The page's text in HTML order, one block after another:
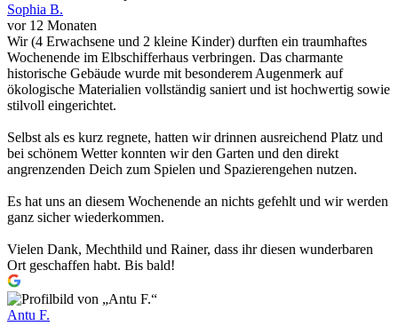
Sophia B.
vor 12 Monaten
Wir (4 Erwachsene und 2 kleine Kinder) durften ein traumhaftes
Wochenende im Elbschifferhaus verbringen. Das charmante
historische Gebäude wurde mit besonderem Augenmerk auf
ökologische Materialien vollständig saniert und ist hochwertig sowie
stilvoll eingerichtet.
Selbst als es kurz regnete, hatten wir drinnen ausreichend Platz und
bei schönem Wetter konnten wir den Garten und den direkt
angrenzenden Deich zum Spielen und Spazierengehen nutzen.
Es hat uns an diesem Wochenende an nichts gefehlt und wir werden
ganz sicher wiederkommen.
Vielen Dank, Mechthild und Rainer, dass ihr diesen wunderbaren
Ort geschaffen habt. Bis bald!
Antu F.